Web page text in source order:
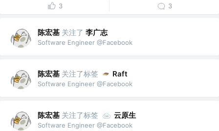
3 3
陈宏基 关注了 李广志
Software Engineer @Facebook
陈宏基 关注了标签 Raft
Software Engineer @Facebook
陈宏基 关注了标签 云原生
Software Engineer @Facebook